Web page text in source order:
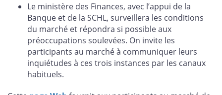
Le ministère des Finances, avec l’appui de la
Banque et de la SCHL, surveillera les conditions
du marché et répondra si possible aux
préoccupations soulevées. On invite les
participants au marché à communiquer leurs
inquiétudes à ces trois instances par les canaux
habituels.